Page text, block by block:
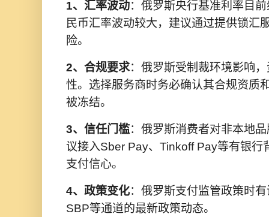
1、汇率波动：俄罗斯央行基准利率目
民币汇率波动较大，建议通过提供锁汇
险。
2、合规要求：俄罗斯受制裁环境影响
性。选择服务商时务必确认其合规资质
被冻结。
3、信任门槛：俄罗斯消费者对非本地
议接入Sber Pay、Tinkoff Pay等有银行
支付信心。
4、政策变化：俄罗斯支付监管政策时
SBP等通道的最新政策动态。